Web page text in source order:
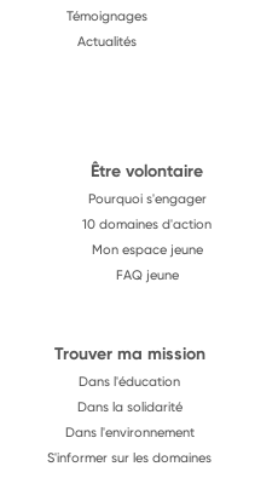
Témoignages
Actualités
Être volontaire
Pourquoi s'engager
10 domaines d'action
Mon espace jeune
FAQ jeune
Trouver ma mission
Dans l'éducation
Dans la solidarité
Dans l'environnement
S'informer sur les domaines